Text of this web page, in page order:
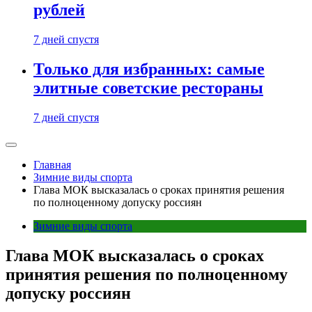
рублей
7 дней спустя
Только для избранных: самые
элитные советские рестораны
7 дней спустя
Главная
Зимние виды спорта
Глава МОК высказалась о сроках принятия решения
по полноценному допуску россиян
Зимние виды спорта
Глава МОК высказалась о сроках
принятия решения по полноценному
допуску россиян